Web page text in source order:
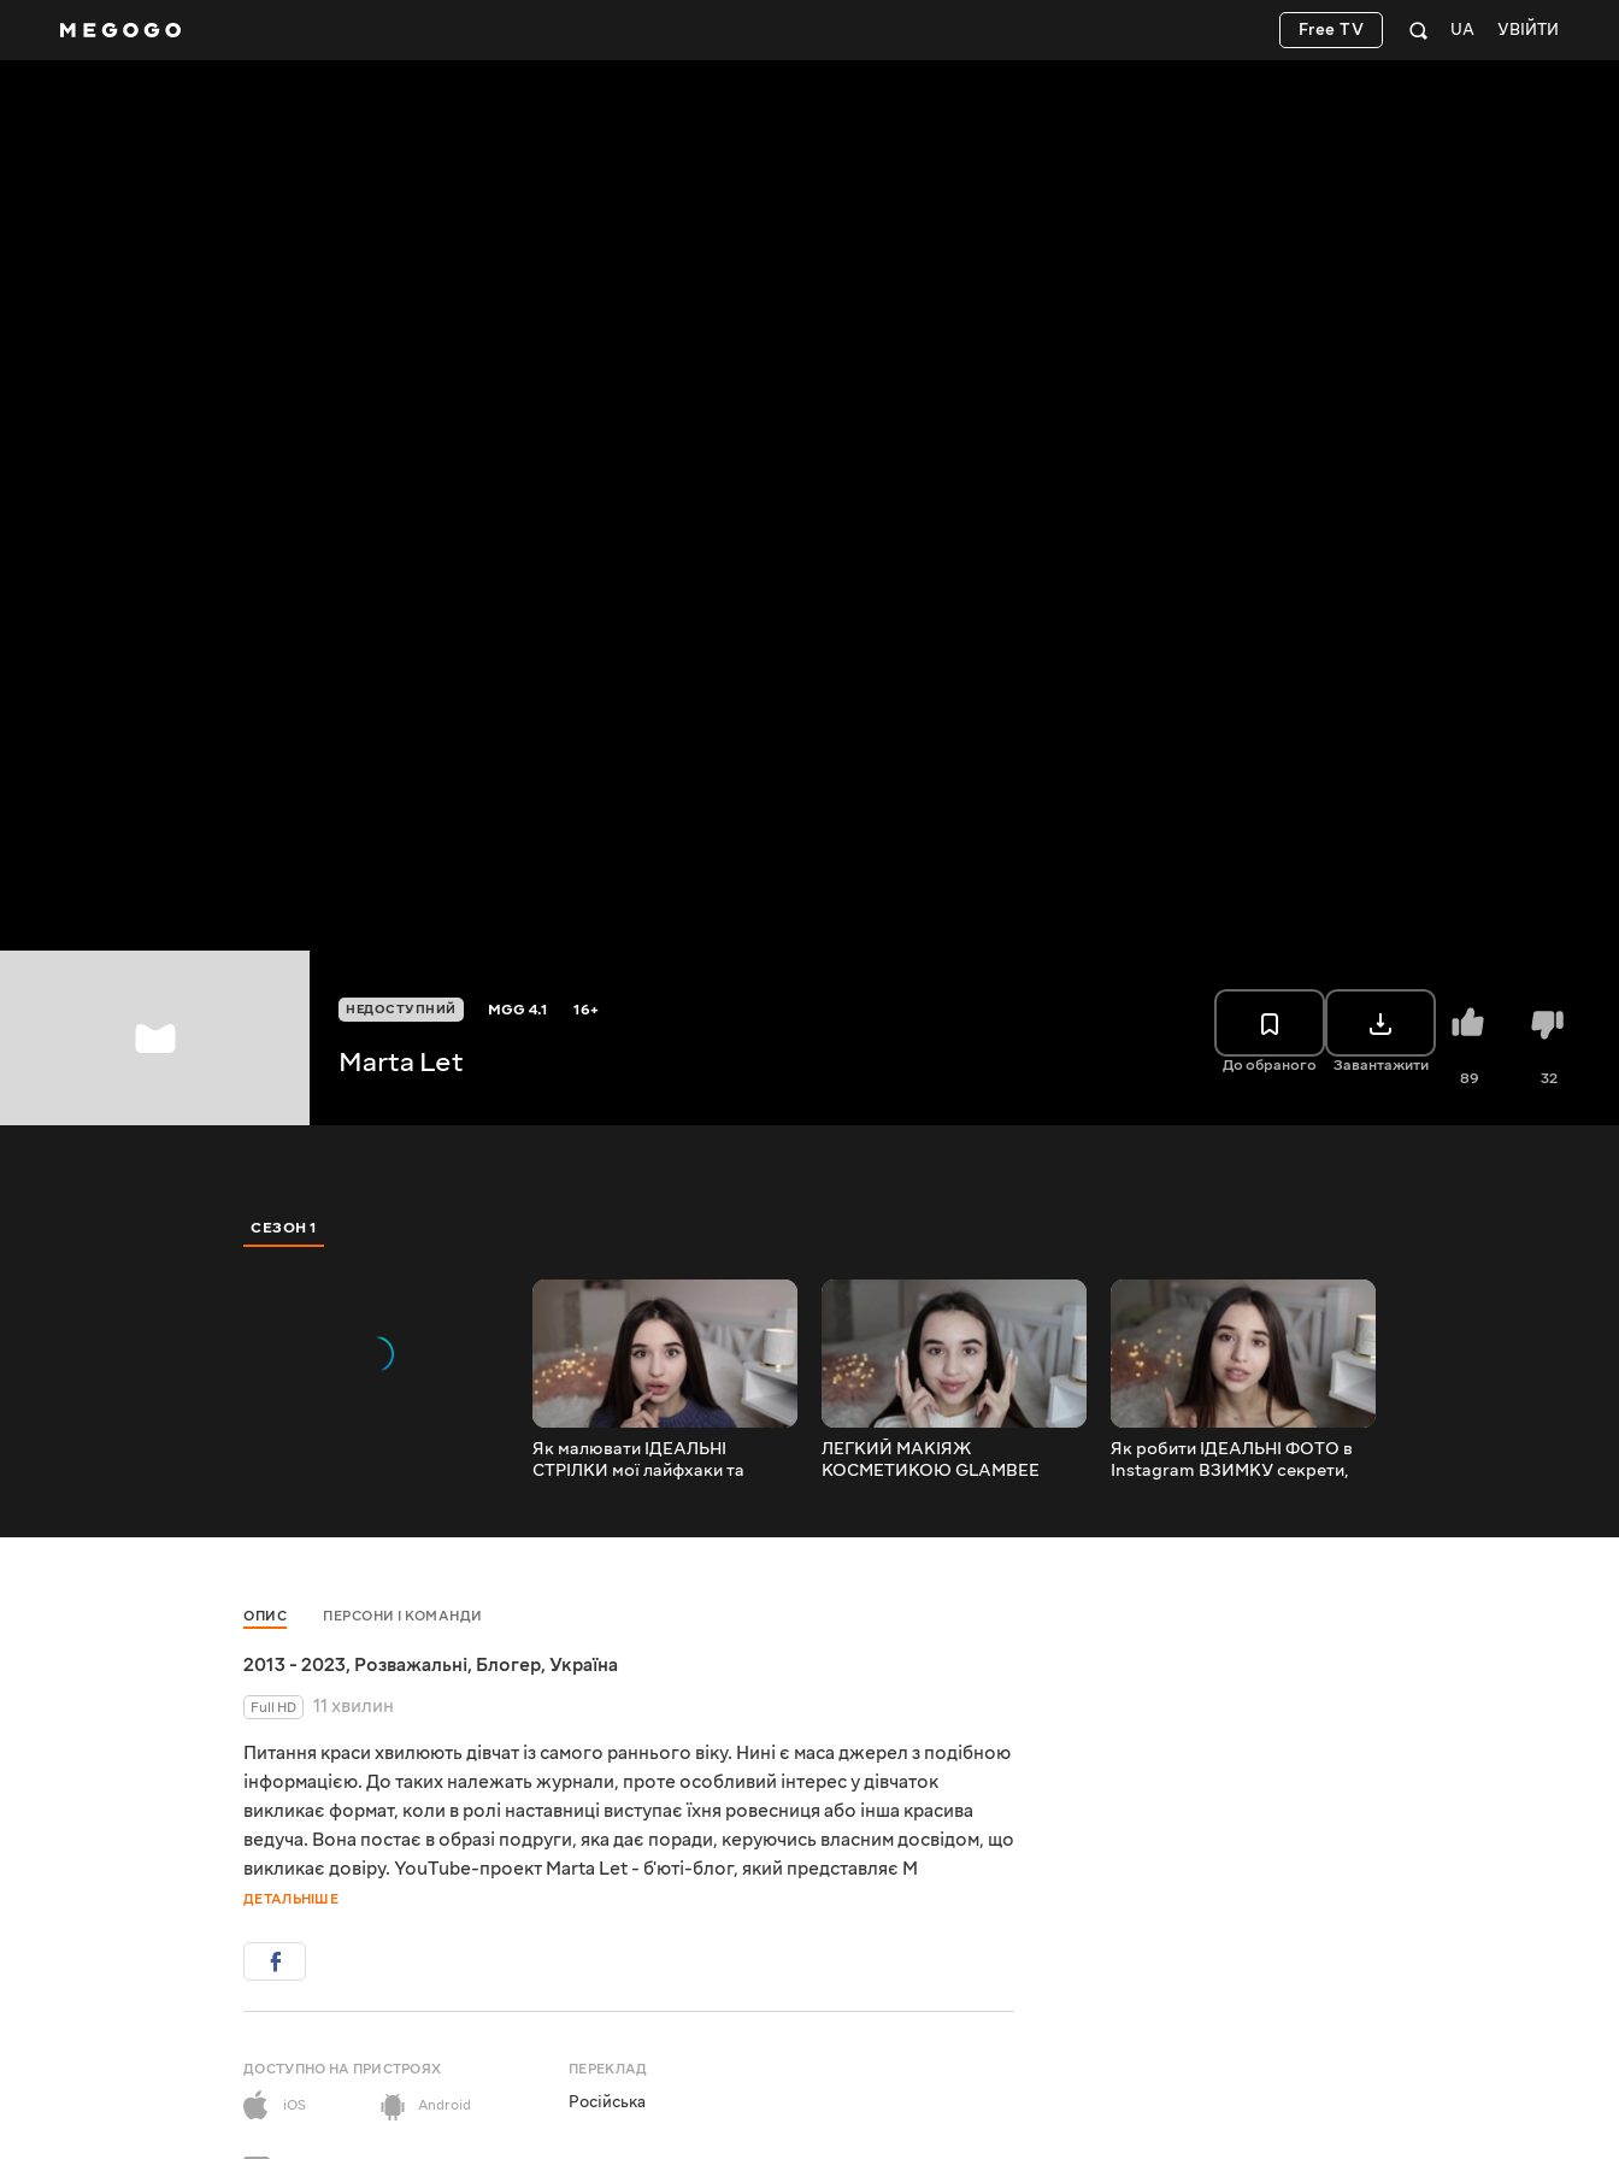
УВІЙТИ
UA
Free TV
НЕДОСТУПНИЙ MGG4.1 16+
Marta Let До обраного Завантажити
89 32
СЕЗОН 1
Як малювати ІДЕАЛЬНІ
СТРІЛКИ мої лайфхаки та
ЛЕГКИЙ МАКІЯЖ
КОСМЕТИКОЮ GLAMBEE
Як робити ІДЕАЛЬНІ ФОТО в
Instagram ВЗИМКУ секрети,
ОПИС ПЕРСОНИ І КОМАНДИ
2013 - 2023, Розважальні, Блогер, Україна
Full HD
11 хвилин
Питання краси хвилюють дівчат із самого раннього віку. Нині є маса джерел з подібною
інформацією. До таких належать журнали, проте особливий інтерес у дівчаток
викликає формат, коли в ролі наставниці виступає їхня ровесниця або інша красива
ведуча. Вона постає в образі подруги, яка дає поради, керуючись власним досвідом, що
викликає довіру. YouTube-проект Marta Let - б'юті-блог, який представляє М
ДЕТАЛЬНІШЕ
ДОСТУПНО НА ПРИСТРОЯХ
iOS
Android
ПЕРЕКЛАД
Російська